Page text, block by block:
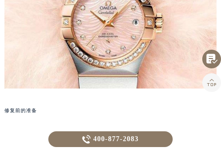
修复前的准备
首先，面对表壳损坏的情况，冷静下来是第一步。拿出你的蘸水笔（想象一下，它正静静
地躺在你的文具盒里），用它轻轻划过纸面的边缘。这不仅仅是为了打发时间，更重要的
 400-877-2083

